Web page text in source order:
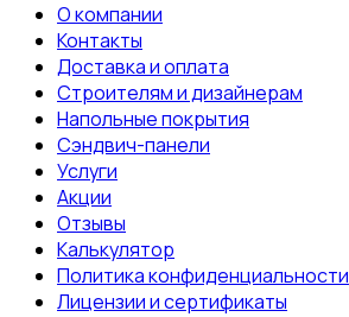
О компании
Контакты
Доставка и оплата
Строителям и дизайнерам
Напольные покрытия
Сэндвич-панели
Услуги
Акции
Отзывы
Калькулятор
Политика конфиденциальности
Лицензии и сертификаты